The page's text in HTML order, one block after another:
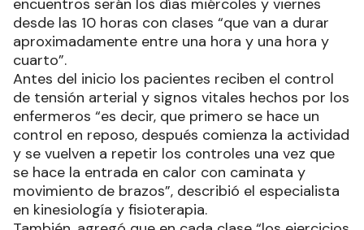
encuentros serán los días miércoles y viernes
desde las 10 horas con clases “que van a durar
aproximadamente entre una hora y una hora y
cuarto”.
Antes del inicio los pacientes reciben el control
de tensión arterial y signos vitales hechos por los
enfermeros “es decir, que primero se hace un
control en reposo, después comienza la actividad
y se vuelven a repetir los controles una vez que
se hace la entrada en calor con caminata y
movimiento de brazos”, describió el especialista
en kinesiología y fisioterapia.